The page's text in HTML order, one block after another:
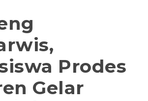
Prodes
Gelar